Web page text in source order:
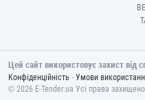
Цей сайт використовує захист від
Конфіденційність - Умови
© 2026 E-Tender.ua Усі права захищено